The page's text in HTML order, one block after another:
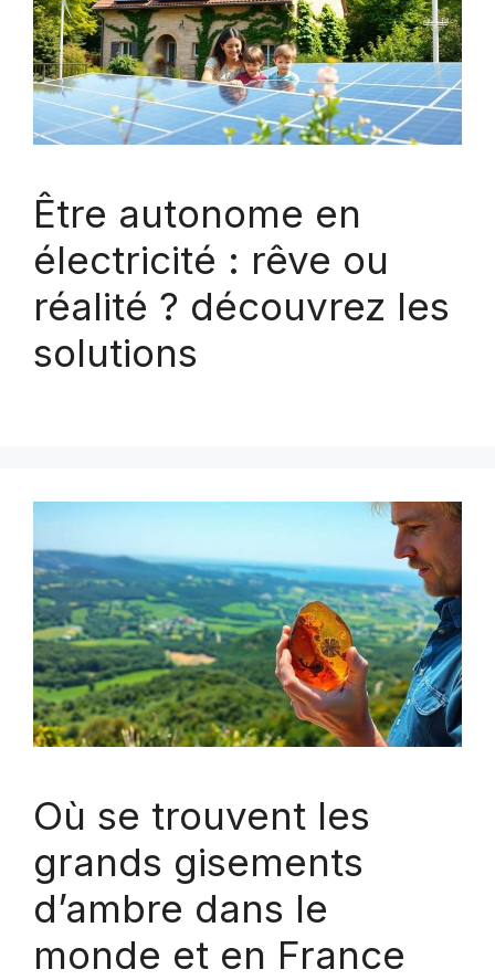
Être autonome en
électricité : rêve ou
réalité ? découvrez les
solutions
Où se trouvent les
grands gisements
d’ambre dans le
monde et en France